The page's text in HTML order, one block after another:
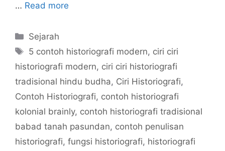
… Read more
Categories
Sejarah
Tags
5 contoh historiografi modern, ciri ciri
historiografi modern, ciri ciri historiografi
tradisional hindu budha, Ciri Historiografi,
Contoh Historiografi, contoh historiografi
kolonial brainly, contoh historiografi tradisional
babad tanah pasundan, contoh penulisan
historiografi, fungsi historiografi, historiografi